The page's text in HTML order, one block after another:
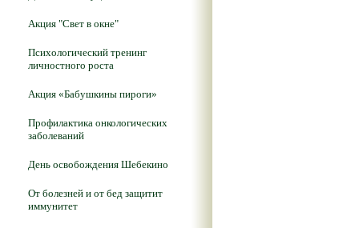
Акция "Свет в окне"
Психологический тренинг
личностного роста
Акция «Бабушкины пироги»
Профилактика онкологических
заболеваний
День освобождения Шебекино
От болезней и от бед защитит
иммунитет